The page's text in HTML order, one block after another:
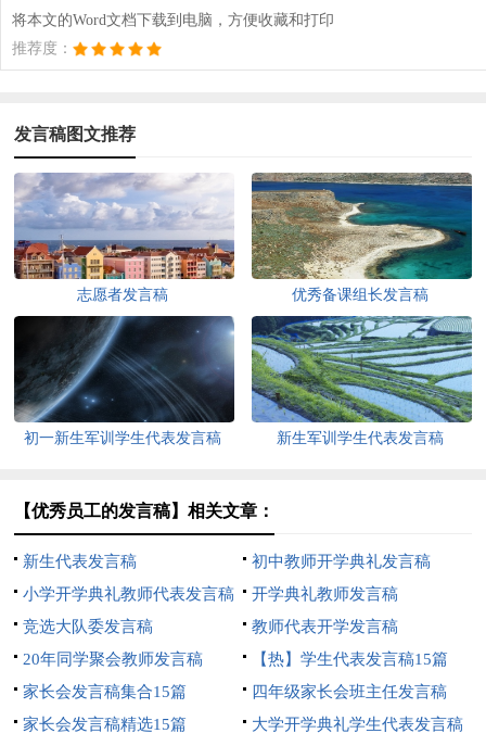
将本文的Word文档下载到电脑，方便收藏和打印
推荐度：
发言稿图文推荐
志愿者发言稿 优秀备课组长发言稿
初一新生军训学生代表发言稿 新生军训学生代表发言稿
【优秀员工的发言稿】相关文章：
新生代表发言稿
初中教师开学典礼发言稿
小学开学典礼教师代表发言稿
开学典礼教师发言稿
竞选大队委发言稿
教师代表开学发言稿
20年同学聚会教师发言稿
【热】学生代表发言稿15篇
家长会发言稿集合15篇
四年级家长会班主任发言稿
家长会发言稿精选15篇
大学开学典礼学生代表发言稿